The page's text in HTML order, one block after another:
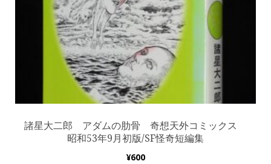
諸星大二郎 アダムの肋骨 奇想天外コミックス
昭和53年9月初版/SF怪奇短編集
¥600